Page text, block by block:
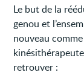
Le but de la
genou et
nouveau
retrouver :